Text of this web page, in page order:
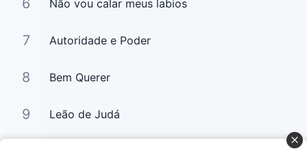
6 Não vou calar meus labios
7 Autoridade e Poder
8 Bem Querer
9 Leão de Judá